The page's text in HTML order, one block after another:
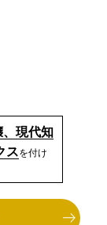
現代知
スを付け